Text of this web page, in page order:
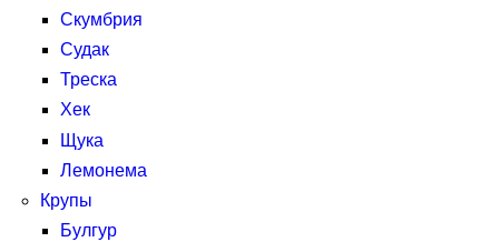
Скумбрия
Судак
Треска
Хек
Щука
Лемонема
Крупы
Булгур